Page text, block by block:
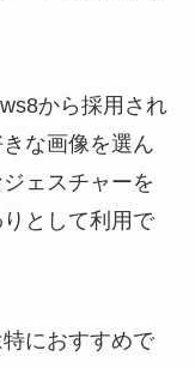
から採用され
な画像を選ん
ェスチャーを
として利用で
におすすめで